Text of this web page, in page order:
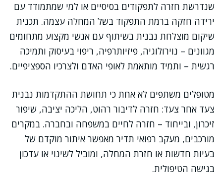
שנדרשת חזרה לתפקודים בסיסיים או למי שמתמודד עם
ירידה חזקה ברמת התפקוד בשל המחלה עצמה. תכנית
שיקום מוצלחת נבנית בשיתוף עם אנשי מקצוע מתחומים
מגוונים – נוירולוגיה, פיזיותרפיה, ריפוי בעיסוק ותמיכה
רגשית – ותמיד מותאמת לאופי האדם ולצרכיו הספציפיים.
מטופלים משתפים לא אחת כי תחושת ההתקדמות נבנית
צעד אחר צעד: חזרה לדיבור רהוט, הליכה יציבה, שיפור
זיכרון, ובייחוד – חזרה לחיים במשפחה ובחברה. במקרים
מורכבים, מעקב רפואי תדיר מאפשר איתור מוקדם של
בעיות חדשות או חזרת המחלה, ומוביל לשינוי או עדכון
בגישה הטיפולית.